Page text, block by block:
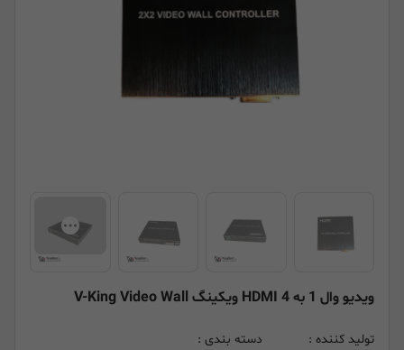
ویدیو وال 1 به 4 HDMI ویکینگ V-King Video Wall
تولید کننده :
دسته بندی :